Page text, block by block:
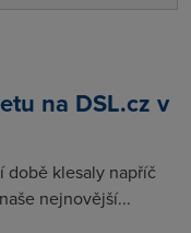
na DSL.cz v
klesaly napříč
nejnovější...